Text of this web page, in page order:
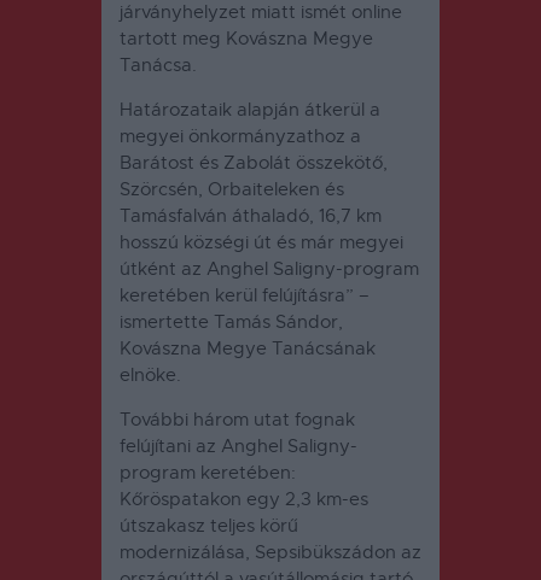
járványhelyzet miatt ismét online
tartott meg Kovászna Megye
Tanácsa.
Határozataik alapján átkerül a
megyei önkormányzathoz a
Barátost és Zabolát összekötő,
Szörcsén, Orbaiteleken és
Tamásfalván áthaladó, 16,7 km
hosszú községi út és már megyei
útként az Anghel Saligny-program
keretében kerül felújításra” –
ismertette Tamás Sándor,
Kovászna Megye Tanácsának
elnöke.
További három utat fognak
felújítani az Anghel Saligny-
program keretében:
Kőröspatakon egy 2,3 km-es
útszakasz teljes körű
modernizálása, Sepsibükszádon az